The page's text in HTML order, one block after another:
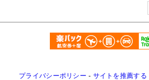
プライバシーポリシー - サイトを推薦する